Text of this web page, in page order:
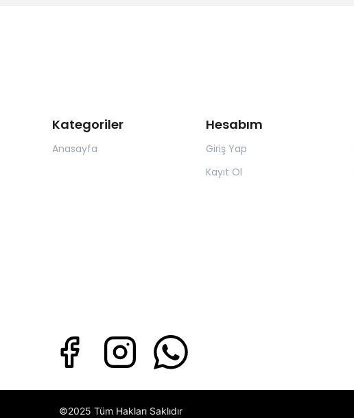
Kategoriler
Anasayfa
Hesabım
Giriş Yap
Kayıt Ol
©2025 Tüm Hakları Saklıdır